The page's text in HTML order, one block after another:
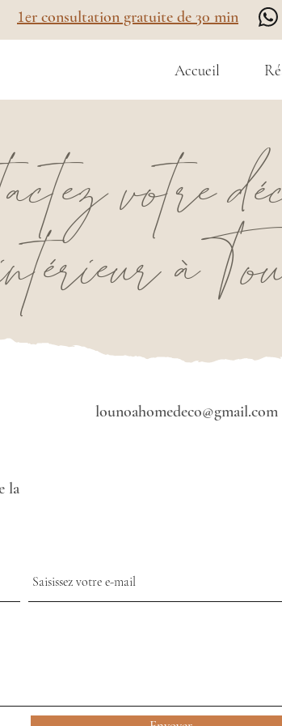
1er consultation gratuite de 30 min
Accueil
votre
à
la
lounoahomedeco@gmail.com